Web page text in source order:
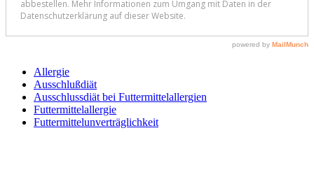
Allergie
Ausschlußdiät
Ausschlussdiät bei Futtermittelallergien
Futtermittelallergie
Futtermittelunverträglichkeit